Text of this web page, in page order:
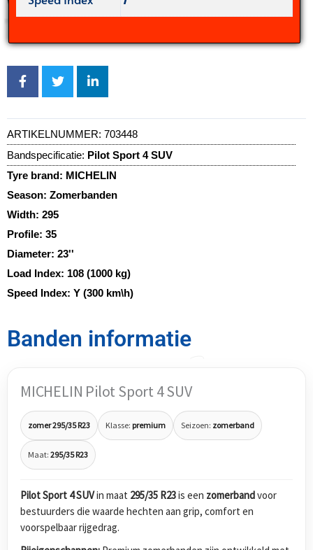
ARTIKELNUMMER: 703448
Bandspecificatie: Pilot Sport 4 SUV
Tyre brand: MICHELIN
Season: Zomerbanden
Width: 295
Profile: 35
Diameter: 23''
Load Index: 108 (1000 kg)
Speed Index: Y (300 km\h)
Banden informatie
MICHELIN Pilot Sport 4 SUV
zomer 295/35 R23 Klasse: premium Seizoen: zomerband
Maat: 295/35 R23
Pilot Sport 4 SUVin maat 295/35 R23is een zomerbandvoor
bestuurders die waarde hechten aan grip, comfort en
voorspelbaar rijgedrag.